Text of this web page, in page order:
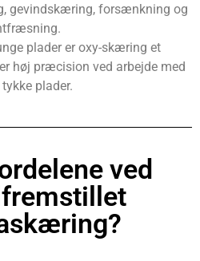
gevindskæring, forsænkning og
plader er oxy-skæring et
høj præcision ved arbejde med
tykke plader.
ved